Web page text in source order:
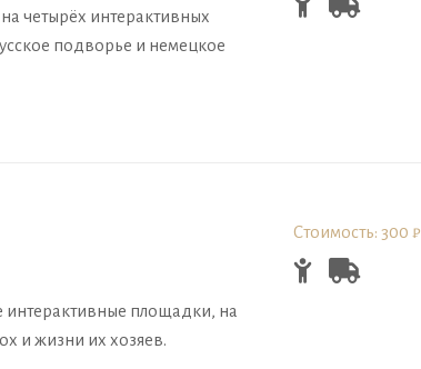
четырёх интерактивных
подворье и немецкое
интерактивные площадки, на
и жизни их хозяев.
Стоимость: 300 ₽